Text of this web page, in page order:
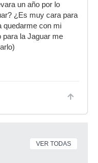
un año por lo
¿Es muy cara para
quedarme con mi
para la Jaguar me
VER TODAS